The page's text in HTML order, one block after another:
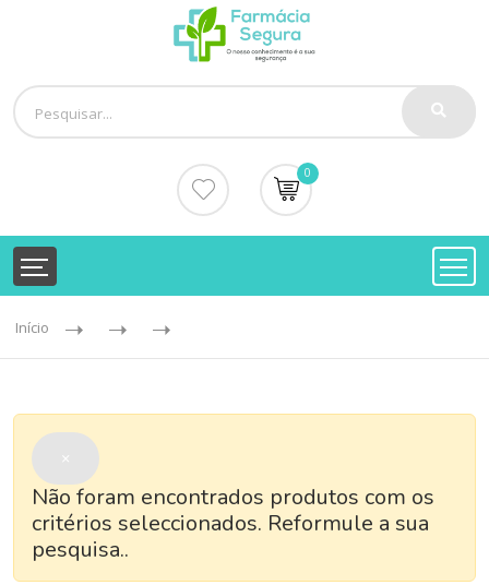
0
Início
×
Não foram encontrados produtos com os
critérios seleccionados. Reformule a sua
pesquisa..